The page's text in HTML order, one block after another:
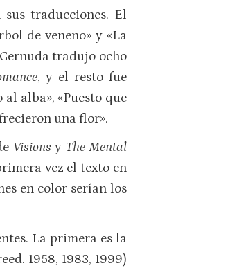
sus traducciones. El
de veneno» y «La
tradujo ocho
, y el resto fue
al alba», «Puesto que
una flor».
Visions y The Mental
vez el texto en
en color serían los
La primera es la
1958, 1983, 1999)